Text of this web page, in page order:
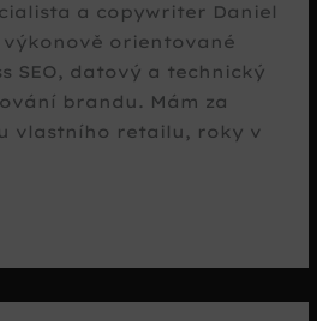
a copywriter Daniel
výkonově orientované
SEO, datový a technický
brandu. Mám za
vlastního retailu, roky v